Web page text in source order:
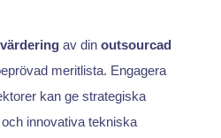
av din outsourcad
meritlista. Engagera
kan ge strategiska
innovativa tekniska